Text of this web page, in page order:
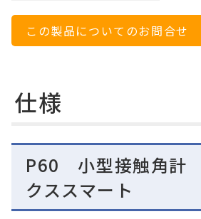
この製品についてのお問合せ
仕様
P60 小型接触角計
クススマート